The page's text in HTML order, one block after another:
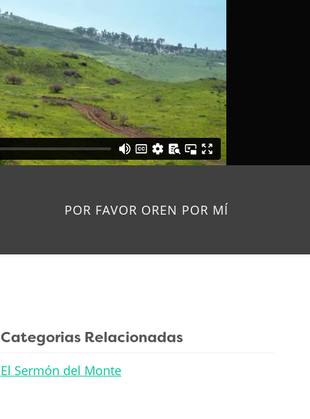
POR FAVOR OREN POR MÍ
Categorias Relacionadas
El Sermón del Monte